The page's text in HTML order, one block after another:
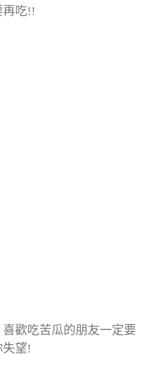
再吃!!
喜歡吃苦瓜的朋友一定要
失望!